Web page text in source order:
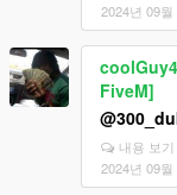
2024년 09월
FiveM]
내용 보기
2024년 09월